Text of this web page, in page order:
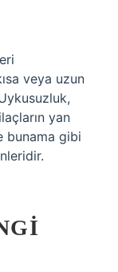
veya uzun
yan
bunama gibi